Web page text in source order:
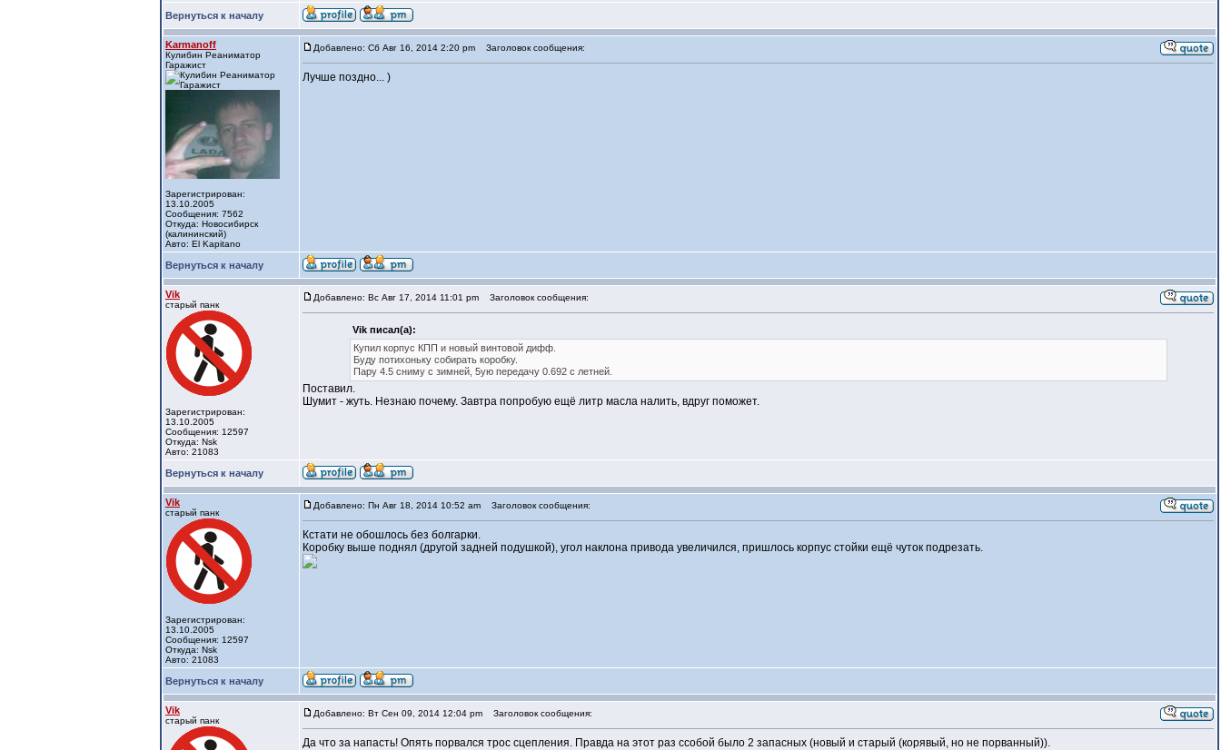
Вернуться к началу
Karmanoff
Кулибин Реаниматор
Гаражист
Зарегистрирован:
13.10.2005
Сообщения: 7562
Откуда: Новосибирск
(калининский)
Авто: El Kapitano
Добавлено: Сб Авг 16, 2014 2:20 pm Заголовок сообщения:
Лучше поздно... )
Вернуться к началу
Vik
старый панк
Зарегистрирован:
13.10.2005
Сообщения: 12597
Откуда: Nsk
Авто: 21083
Добавлено: Вс Авг 17, 2014 11:01 pm Заголовок сообщения:
Vik писал(а):
Купил корпус КПП и новый винтовой дифф.
Буду потихоньку собирать коробку.
Пару 4.5 сниму с зимней, 5ую передачу 0.692 с летней.
Поставил.
Шумит - жуть. Незнаю почему. Завтра попробую ещё литр масла налить, вдруг поможет.
Вернуться к началу
Vik
старый панк
Зарегистрирован:
13.10.2005
Сообщения: 12597
Откуда: Nsk
Авто: 21083
Добавлено: Пн Авг 18, 2014 10:52 am Заголовок сообщения:
Кстати не обошлось без болгарки.
Коробку выше поднял (другой задней подушкой), угол наклона привода увеличился, пришлось корпус стойки ещё чуток подрезать.
Вернуться к началу
Vik
старый панк
Добавлено: Вт Сен 09, 2014 12:04 pm Заголовок сообщения:
Да что за напасть! Опять порвался трос сцепления. Правда на этот раз ссобой было 2 запасных (новый и старый (корявый, но не порванный)).